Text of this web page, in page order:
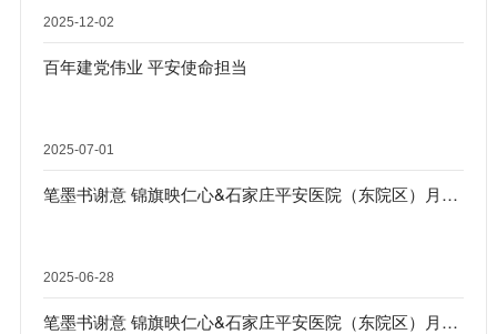
2025-12-02
百年建党伟业 平安使命担当
2025-07-01
笔墨书谢意 锦旗映仁心&石家庄平安医院（东院区）月度锦旗合集
2025-06-28
笔墨书谢意 锦旗映仁心&石家庄平安医院（东院区）月度锦旗合集